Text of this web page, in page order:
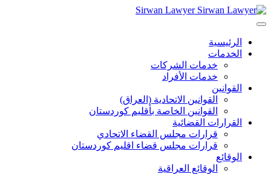
Sirwan Lawyer
الرئيسية
الخدمات
خدمات الشركات
خدمات الأفراد
القوانين
القوانين الاتحادية (العراق)
القوانين الخاصة بأقليم كوردستان
القرارات القضائية
قرارات مجلس القضاء الاتحادي
قرارات مجلس قضاء اقليم كوردستان
الوقائع
الوقائع العراقية